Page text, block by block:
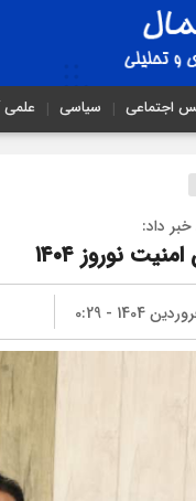
اجتماعی سیاسی
داد:
نوروز ۱۴۰۴